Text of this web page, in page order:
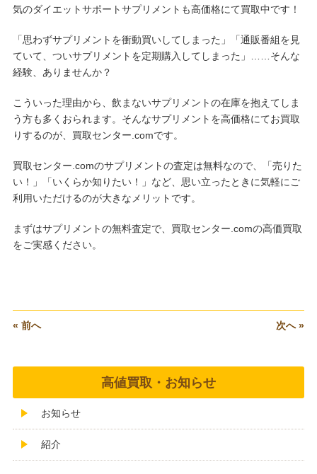
気のダイエットサポートサプリメントも高価格にて買取中です！
「思わずサプリメントを衝動買いしてしまった」「通販番組を見
ていて、ついサプリメントを定期購入してしまった」……そんな
経験、ありませんか？
こういった理由から、飲まないサプリメントの在庫を抱えてしま
う方も多くおられます。そんなサプリメントを高価格にてお買取
りするのが、買取センター.comです。
買取センター.comのサプリメントの査定は無料なので、「売りた
い！」「いくらか知りたい！」など、思い立ったときに気軽にご
利用いただけるのが大きなメリットです。
まずはサプリメントの無料査定で、買取センター.comの高価買取
をご実感ください。
« 前へ 次へ »
高値買取・お知らせ
お知らせ
紹介